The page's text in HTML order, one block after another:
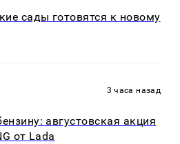
сады готовятся к новому
3 часа назад
августовская акция
от Lada